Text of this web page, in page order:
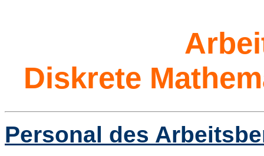
Diskrete
Personal des